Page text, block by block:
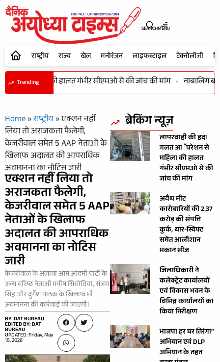
SEARCHMENU
राष्ट्रीय राज्य खेल मनोरंजन लाइफस्टाइल टेक्नोलॉजी
Trending
से महिला की हालत गंभीर सीएमओ से की जांच की मांग - नाबालिग
Home»राष्ट्रीय»एक्शन नहीं
लिया तो अराजकता फैलेगी,
केजरीवाल समेत 5 AAP नेताओं के
खिलाफ अदालत की आपराधिक
अवमानना का नोटिस जारी
एक्शन नहीं लिया तो
अराजकता फैलेगी,
केजरीवाल समेत 5 AAP
नेताओं के खिलाफ
अदालत की आपराधिक
अवमानना का नोटिस
जारी
केजरीवाल के अलावा आम आदमी पार्टी के
अन्य वरिष्ठ नेताओं मनीष सिसोदिया, संजय
सिंह और दुर्गेश पाठक के खिलाफ भी
अवमानना की कार्रवाई की जाएगी।
BY: DAT BUREAU
EDITED BY: DAT
BUREAU
UPDATED: Friday, May
15, 2026
ब्रेकिंग न्यूज़
लापरवाही की हद!
गलत आॅपरेशन से
महिला की हालत
गंभीर सीएमओ से की
जांच की मांग
अवैध मीट
कारोबारियों की 2.37
करोड़ की संपत्ति
कुर्क, थार-स्विफ्ट
समेत आलीशान
मकान सीज
जिलाधिकारी ने
कलेक्ट्रेट कार्यालयों
एवं विकास भवन के
विभिन्न कार्यालयों का
किया निरीक्षण
भाजपा हर घर तिरंगा”
अभियान एवं DLP
अभियान के तहत